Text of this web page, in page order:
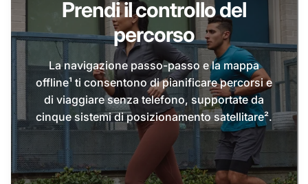
Prendi il controllo del
percorso
La navigazione passo-passo e la mappa
offline¹ ti consentono di pianificare percorsi e
di viaggiare senza telefono, supportate da
cinque sistemi di posizionamento satellitare².